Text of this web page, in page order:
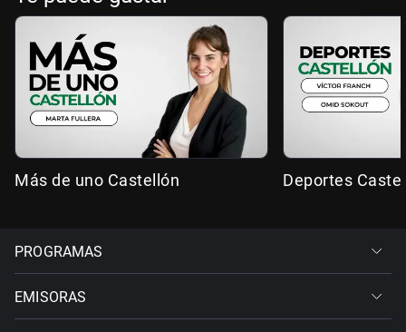
Más de uno Castellón Deportes
PROGRAMAS
EMISORAS